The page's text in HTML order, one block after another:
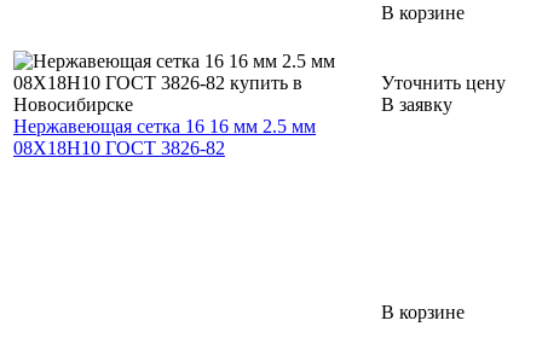
В корзине
Нержавеющая сетка 16 16 мм 2.5 мм
08Х18Н10 ГОСТ 3826-82
Уточнить цену
В заявку
В корзине